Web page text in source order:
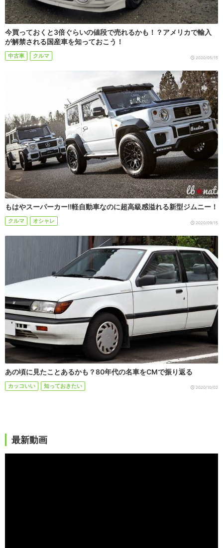
今買っておくと3倍ぐらいの値段で売れるかも！？アメリカで輸入
が解禁される国産車を知っておこう！
中古車 クルマ 2020/05/15
もはやスーパーカー!!軽自動車なのに超高級感溢れる新型ジムニー！
クルマ オシャレ 2020/09/15
あの頃に見たことあるかも？80年代の名車をCMで振り返る
カッコいい 知っておきたい 2020/10/02
最新動画